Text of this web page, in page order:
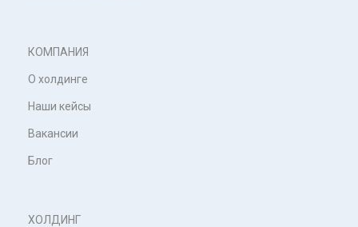
КОМПАНИЯ
О холдинге
Наши кейсы
Вакансии
Блог
ХОЛДИНГ